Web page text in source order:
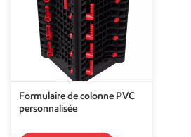
Formulaire de colonne PVC
personnalisée